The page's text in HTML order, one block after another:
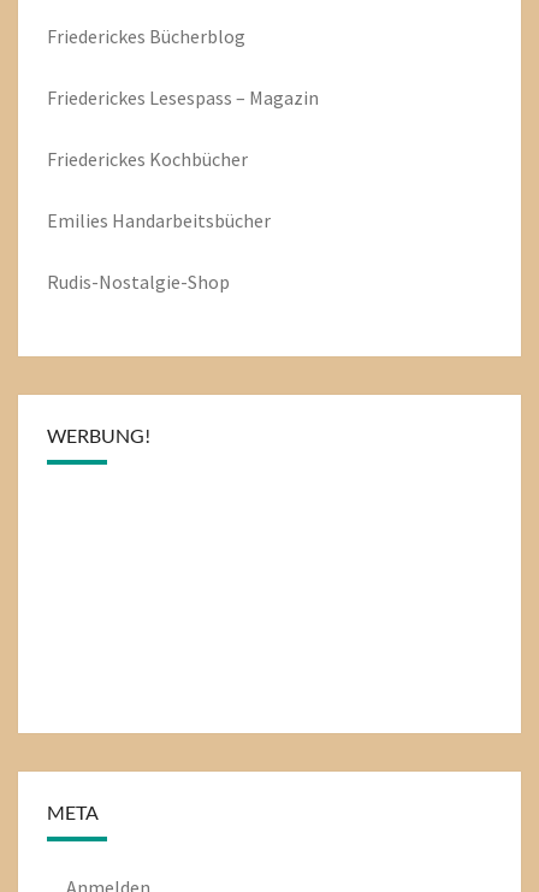
Friederickes Bücherblog
Friederickes Lesespass – Magazin
Friederickes Kochbücher
Emilies Handarbeitsbücher
Rudis-Nostalgie-Shop
WERBUNG!
META
Anmelden